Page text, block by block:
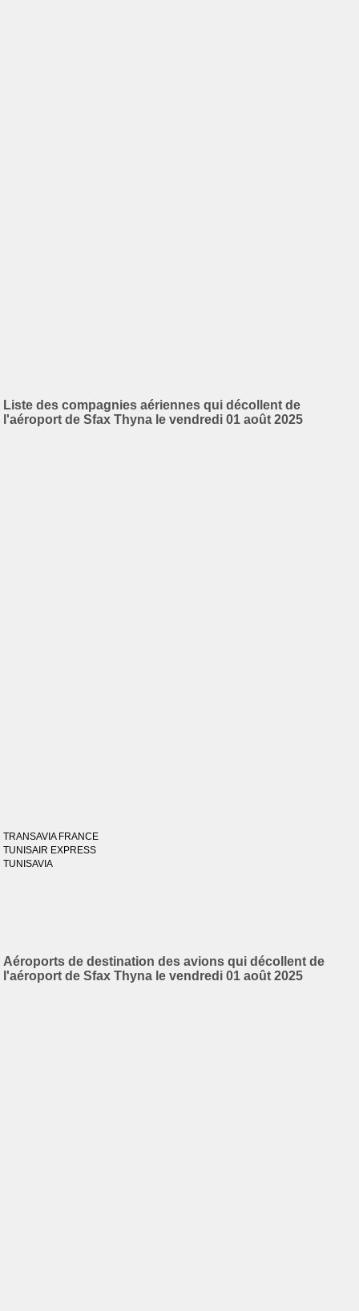
Liste des compagnies aériennes qui décollent de
l'aéroport de Sfax Thyna le vendredi 01 août 2025
TRANSAVIA FRANCE
TUNISAIR EXPRESS
TUNISAVIA
Aéroports de destination des avions qui décollent de
l'aéroport de Sfax Thyna le vendredi 01 août 2025